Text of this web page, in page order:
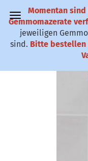
Momentan
Gemmomazerate
jeweiligen
sind. Bitte bestellen
Muskatreibe mit